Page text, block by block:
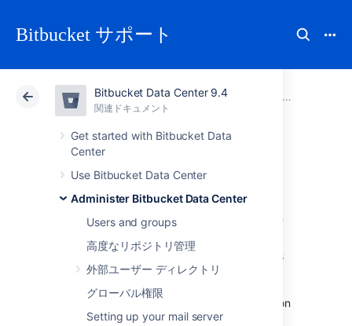
Bitbucket サポート
Bitbucket Data Center 9.4
関連ドキュメント
Get started with Bitbucket Data
Center
Use Bitbucket Data Center
Administer Bitbucket Data Center
Users and groups
高度なリポジトリ管理
外部ユーザー ディレクトリ
グローバル権限
Setting up your mail server
アトラシアン サポート Bitbucket 9.4関連ドキュメント
クラウド Data Center 9.4
他のアプリケーシ
ョンにリンクする
Application links is a bundled app that allows
you to link Bitbucket Data Center to other
Atlassian products or external applications.
Thanks to this, they can exchange information
or give access to certain resources or